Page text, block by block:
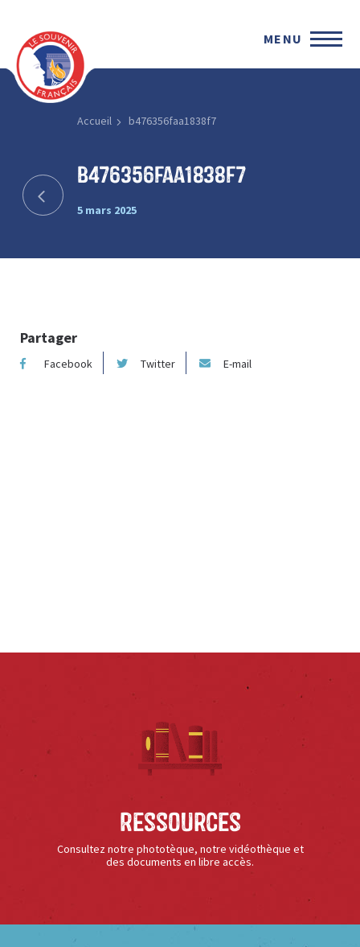
MENU
Accueil b476356faa1838f7
b476356faa1838f7
5 mars 2025
Partager
Facebook Twitter E-mail
Ressources
Consultez notre phototèque, notre vidéothèque et
des documents en libre accès.